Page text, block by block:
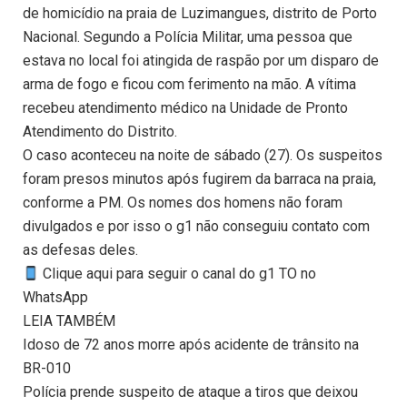
de homicídio na praia de Luzimangues, distrito de Porto
Nacional. Segundo a Polícia Militar, uma pessoa que
estava no local foi atingida de raspão por um disparo de
arma de fogo e ficou com ferimento na mão. A vítima
recebeu atendimento médico na Unidade de Pronto
Atendimento do Distrito.
O caso aconteceu na noite de sábado (27). Os suspeitos
foram presos minutos após fugirem da barraca na praia,
conforme a PM. Os nomes dos homens não foram
divulgados e por isso o g1 não conseguiu contato com
as defesas deles.
Clique aqui para seguir o canal do g1 TO no
WhatsApp
LEIA TAMBÉM
Idoso de 72 anos morre após acidente de trânsito na
BR-010
Polícia prende suspeito de ataque a tiros que deixou